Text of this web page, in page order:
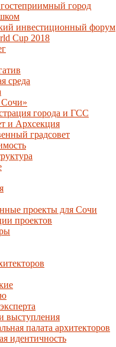
город
инвестиционный форум
Cup 2018
среда
города и ГСС
и Архсекция
градсовет
проекты для Сочи
проектов
выступления
палата архитекторов
идентичность